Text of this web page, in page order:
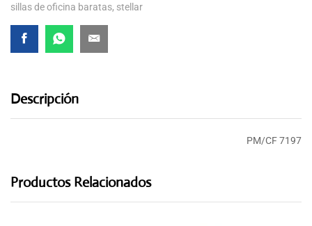
sillas de oficina baratas, stellar
Descripción
PM/CF 7197
Productos Relacionados